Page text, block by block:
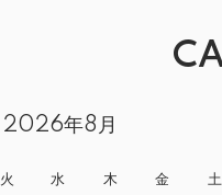
2026年8月
火 水 木 金 土